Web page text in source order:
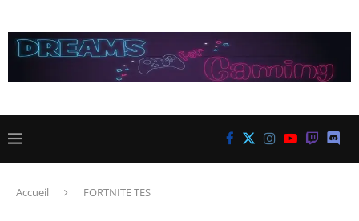
Accueil FORTNITE TES